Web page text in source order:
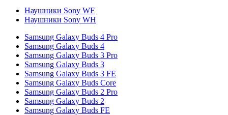
Наушники Sony WF
Наушники Sony WH
Samsung Galaxy Buds 4 Pro
Samsung Galaxy Buds 4
Samsung Galaxy Buds 3 Pro
Samsung Galaxy Buds 3
Samsung Galaxy Buds 3 FE
Samsung Galaxy Buds Core
Samsung Galaxy Buds 2 Pro
Samsung Galaxy Buds 2
Samsung Galaxy Buds FE